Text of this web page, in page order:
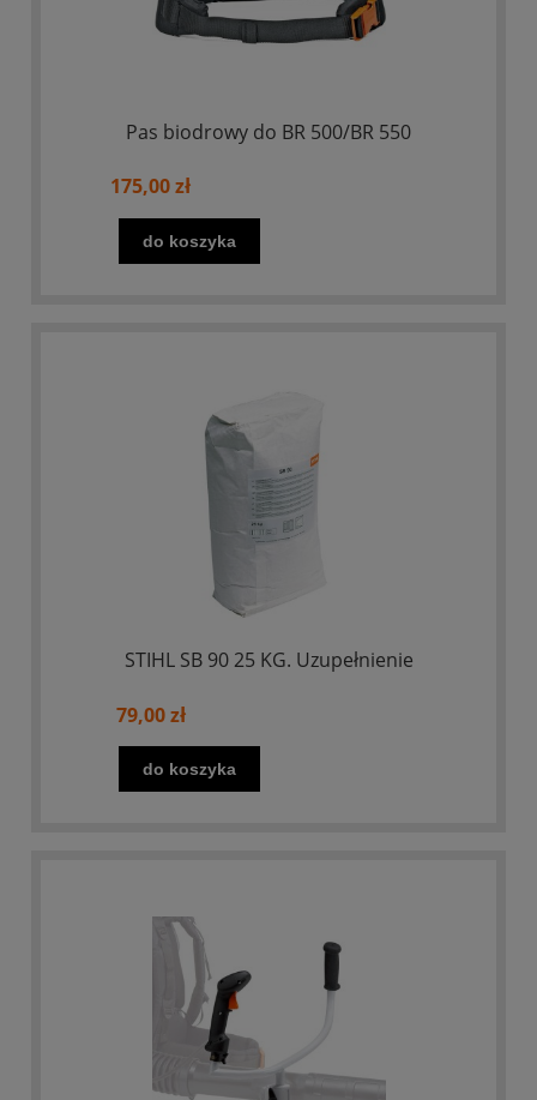
Pas biodrowy do BR 500/BR 550
175,00 zł
do koszyka
STIHL SB 90 25 KG. Uzupełnienie
79,00 zł
do koszyka